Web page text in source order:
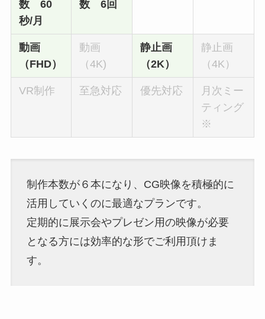
数 60
秒/月
数 6回
動画
（FHD）
動画
（4K)
静止画
（2K）
静止画
（4K）
VR制作 至急対応 優先対応
月次ミー
ティング
※
制作本数が６本になり、CG映像を積極的に
活用していくのに最適なプランです。
定期的に展示会やプレゼン用の映像が必要
となる方には効率的な形でご利用頂けま
す。